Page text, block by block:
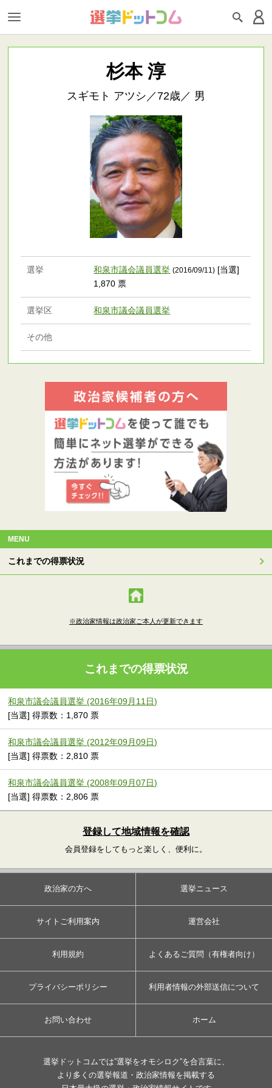
杉本 淳
スギモト アツシ／72歳／ 男
選挙 和泉市議会議員選挙 (2016/09/11) [当選]
1,870 票
選挙区 和泉市議会議員選挙
その他
MENU
これまでの得票状況
※政治家情報は政治家ご本人が更新できます
これまでの得票状況
和泉市議会議員選挙 (2016年09月11日)
[当選] 得票数：1,870 票
和泉市議会議員選挙 (2012年09月09日)
[当選] 得票数：2,810 票
和泉市議会議員選挙 (2008年09月07日)
[当選] 得票数：2,806 票
登録して地域情報を確認
会員登録をしてもっと楽しく、便利に。
政治家の方へ 選挙ニュース
サイトご利用案内 運営会社
利用規約 よくあるご質問（有権者向け）
プライバシーポリシー 利用者情報の外部送信について
お問い合わせ ホーム
選挙ドットコムでは”選挙をオモシロク”を合言葉に、
より多くの選挙報道・政治家情報を掲載する